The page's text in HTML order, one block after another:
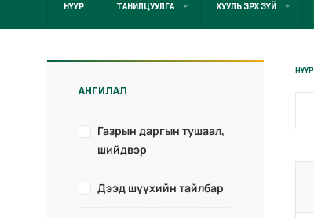
НҮҮР ТАНИЛЦУУЛГА ХУУЛЬ ЭРХ ЗҮЙ
АНГИЛАЛ
Газрын даргын тушаал,
шийдвэр
Дээд шүүхийн тайлбар
НҮҮР